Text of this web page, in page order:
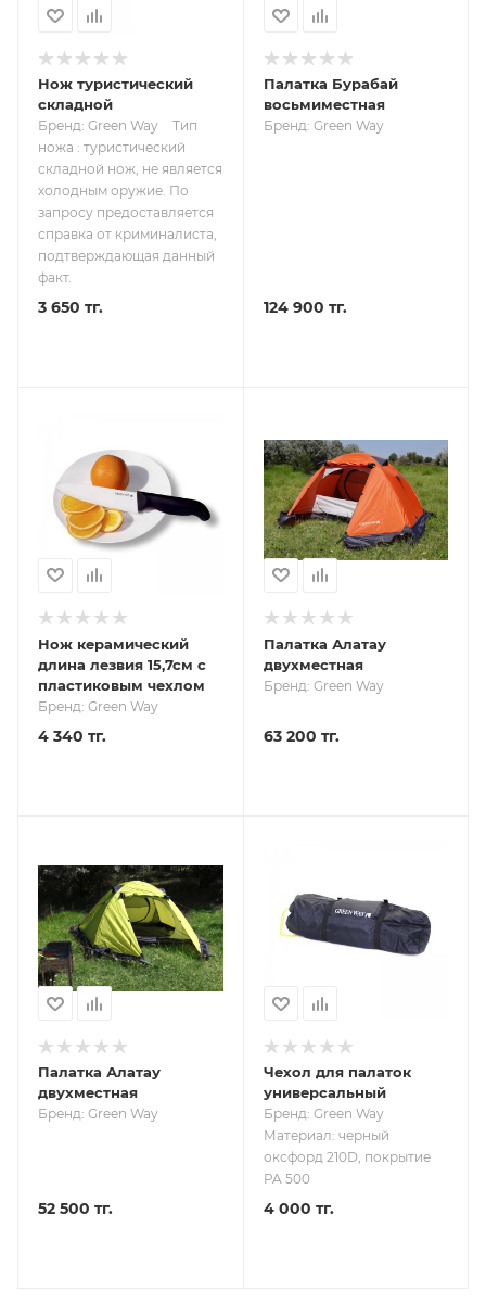
Нож туристический
складной
Бренд: Green Way
Тип
ножа : туристический
складной нож, не является
холодным оружие. По
запросу предоставляется
справка от криминалиста,
подтверждающая данный
факт.
3 650 тг.
Палатка Бурабай
восьмиместная
Бренд: Green Way
124 900 тг.
Нож керамический
длина лезвия 15,7см с
пластиковым чехлом
Бренд: Green Way
4 340 тг.
Палатка Алатау
двухместная
Бренд: Green Way
63 200 тг.
Палатка Алатау
двухместная
Бренд: Green Way
52 500 тг.
Чехол для палаток
универсальный
Бренд: Green Way
Материал: черный
оксфорд 210D, покрытие
PA 500
4 000 тг.